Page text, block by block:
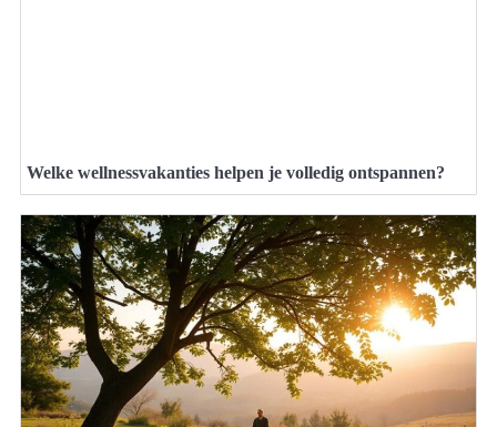
Welke wellnessvakanties helpen je volledig ontspannen?